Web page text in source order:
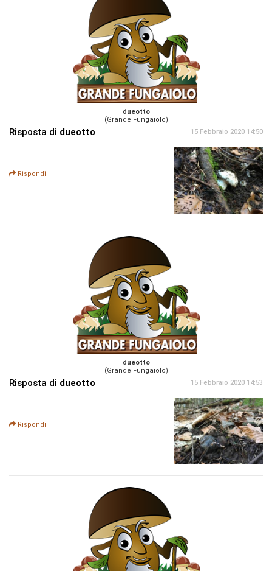
dueotto
(Grande Fungaiolo)
Risposta di dueotto 15 Febbraio 2020 14:50
..
Rispondi
dueotto
(Grande Fungaiolo)
Risposta di dueotto 15 Febbraio 2020 14:53
..
Rispondi